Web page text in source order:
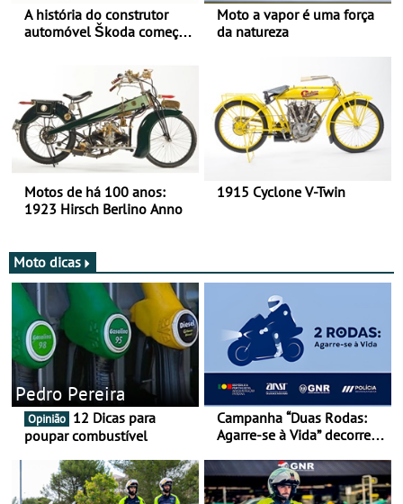
A história do construtor
automóvel Škoda começou
Moto a vapor é uma força
da natureza
Motos de há 100 anos:
1923 Hirsch Berlino Anno
1915 Cyclone V-Twin
Moto dicas
Pedro Pereira
Opinião
poupar combustível
Campanha “Duas Rodas:
Agarre-se à Vida” decorre